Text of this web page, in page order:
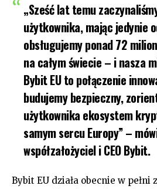
„Sześć lat temu
użytkownika, mając jedynie
obsługujemy ponad 72
na całym świecie – i nasza
Bybit EU to połączenie
budujemy bezpieczny,
użytkownika ekosystem
samym sercu Europy” –
współzałożyciel i CEO Bybit.
Bybit EU działa obecnie w pełni